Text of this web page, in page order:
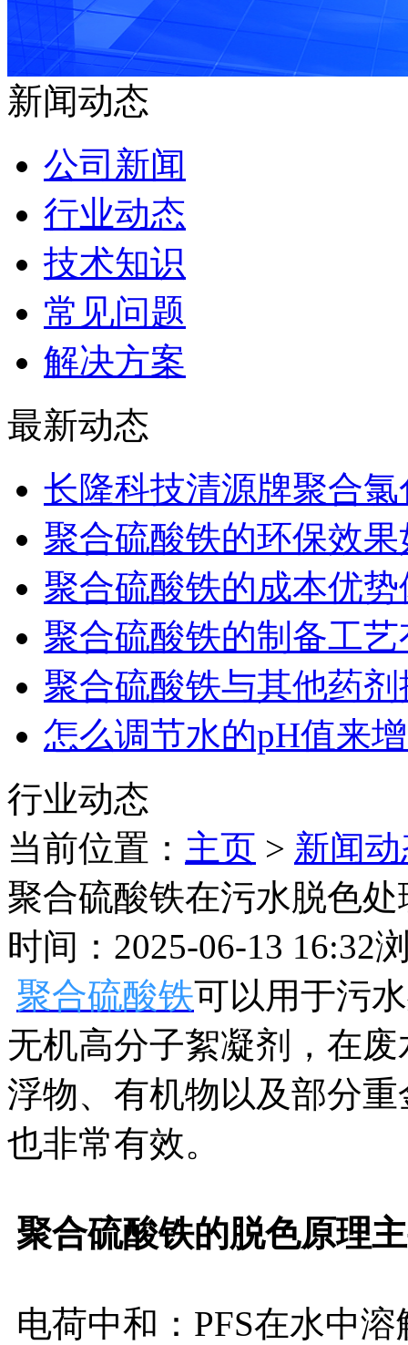
新闻动态
公司新闻
行业动态
技术知识
常见问题
解决方案
最新动态
长隆科技清源牌聚合
聚合硫酸铁的环保效
聚合硫酸铁的成本优
聚合硫酸铁的制备工
聚合硫酸铁与其他药
怎么调节水的pH值来
行业动态
当前位置： 主页 > 新闻
聚合硫酸铁在污水脱色
时间：2025-06-13 16:32
聚合硫酸铁可以用于污
无机高分子絮凝剂，在
浮物、有机物以及部分
也非常有效。
聚合硫酸铁的脱色原理
电荷中和：PFS在水中